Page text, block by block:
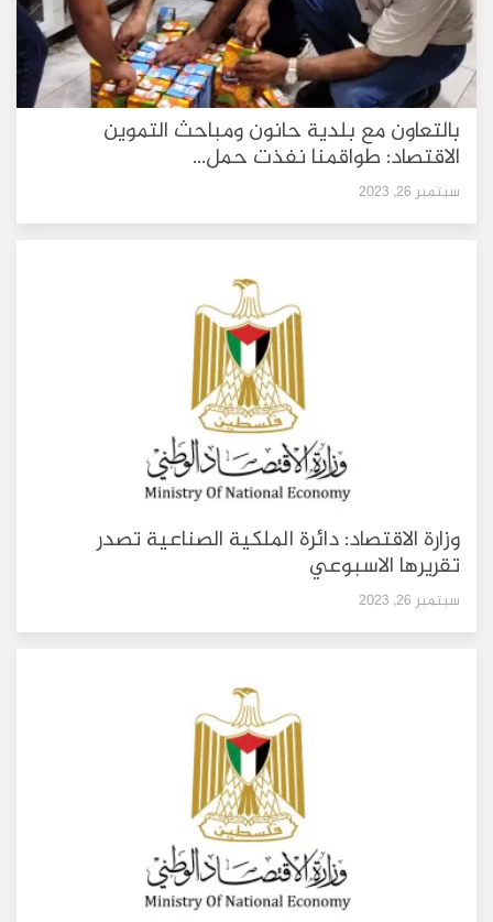
بالتعاون مع بلدية حانون ومباحث التموين
الاقتصاد: طواقمنا نفذت حمل...
سبتمبر 26, 2023
وزارة الاقتصاد: دائرة الملكية الصناعية تصدر
تقريرها الاسبوعي
سبتمبر 26, 2023